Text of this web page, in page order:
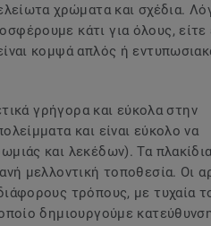
χρώματα και σχέδια.
κάτι για όλους, είτε
κομψά απλός ή
γρήγορα και εύκολα στην
και είναι εύκολο να
και λεκέδων). Τα
μελλοντική τοποθεσία. Οι
τρόπους, με τυχαία
δημιουργούμε